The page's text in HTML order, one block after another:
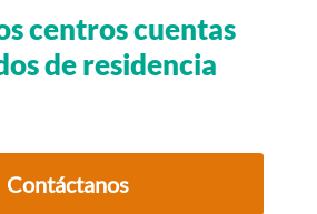
centros cuentas
de residencia
Contáctanos